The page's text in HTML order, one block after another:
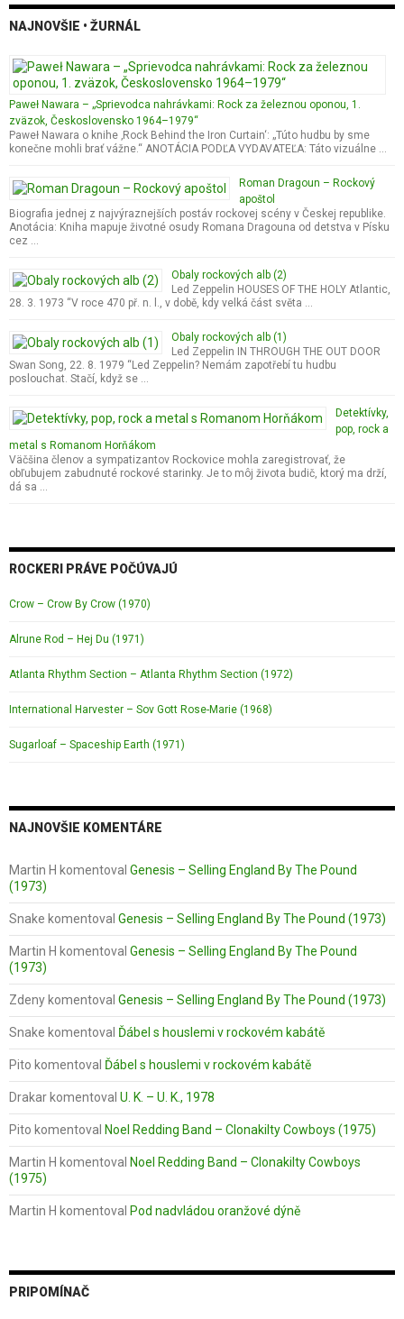
NAJNOVŠIE • ŽURNÁL
Paweł Nawara – „Sprievodca nahrávkami: Rock za železnou oponou, 1.
zväzok, Československo 1964–1979“
Paweł Nawara o knihe ‚Rock Behind the Iron Curtain‘: „Túto hudbu by sme
konečne mohli brať vážne.“ ANOTÁCIA PODĽA VYDAVATEĽA: Táto vizuálne …
Roman Dragoun – Rockový
apoštol
Biografia jednej z najvýraznejších postáv rockovej scény v Českej republike.
Anotácia: Kniha mapuje životné osudy Romana Dragouna od detstva v Písku
cez …
Obaly rockových alb (2)
Led Zeppelin HOUSES OF THE HOLY Atlantic,
28. 3. 1973 “V roce 470 př. n. l., v době, kdy velká část světa …
Obaly rockových alb (1)
Led Zeppelin IN THROUGH THE OUT DOOR
Swan Song, 22. 8. 1979 “Led Zeppelin? Nemám zapotřebí tu hudbu
poslouchat. Stačí, když se …
Detektívky,
pop, rock a
metal s Romanom Horňákom
Väčšina členov a sympatizantov Rockovice mohla zaregistrovať, že
obľubujem zabudnuté rockové starinky. Je to môj života budič, ktorý ma drží,
dá sa …
ROCKERI PRÁVE POČÚVAJÚ
Crow – Crow By Crow (1970)
Alrune Rod – Hej Du (1971)
Atlanta Rhythm Section – Atlanta Rhythm Section (1972)
International Harvester – Sov Gott Rose-Marie (1968)
Sugarloaf – Spaceship Earth (1971)
NAJNOVŠIE KOMENTÁRE
Martin H komentoval Genesis – Selling England By The Pound
(1973)
Snake komentoval Genesis – Selling England By The Pound (1973)
Martin H komentoval Genesis – Selling England By The Pound
(1973)
Zdeny komentoval Genesis – Selling England By The Pound (1973)
Snake komentoval Ďábel s houslemi v rockovém kabátě
Pito komentoval Ďábel s houslemi v rockovém kabátě
Drakar komentoval U. K. – U. K., 1978
Pito komentoval Noel Redding Band – Clonakilty Cowboys (1975)
Martin H komentoval Noel Redding Band – Clonakilty Cowboys
(1975)
Martin H komentoval Pod nadvládou oranžové dýně
PRIPOMÍNAČ